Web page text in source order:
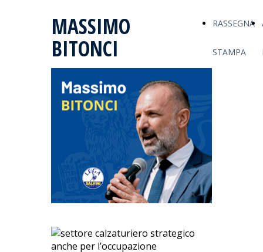
MASSIMO
BITONCI
RASSEGNA
STAMPA